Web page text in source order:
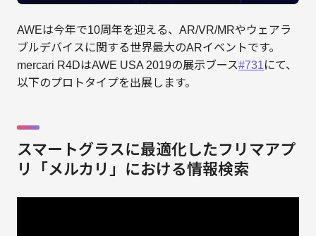
AWEは今年で10周年を迎える、AR/VR/MRやウェアラ
ブルデバイスに関する世界最大のARイベントです。
mercari R4DはAWE USA 2019の展示ブース#731にて、
以下のプロトタイプを出展します。
スマートグラスに最適化したフリマアプ
リ「メルカリ」における情報検索